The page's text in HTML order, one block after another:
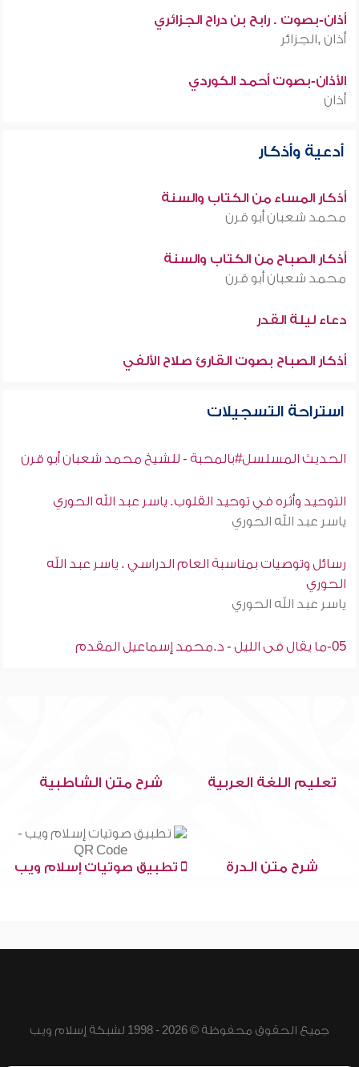
أذان-بصوت . رابح بن دراح الجزائري
أذان ,الجزائر
الأذان-بصوت أحمد الكوردي
أذان
أدعية وأذكار
أذكار المساء من الكتاب والسنة
محمد شعبان أبو قرن
أذكار الصباح من الكتاب والسنة
محمد شعبان أبو قرن
دعاء ليلة القدر
أذكار الصباح بصوت القارئ صلاح الألفي
استراحة التسجيلات
الحديث المسلسل#بالمحبة - للشيخ محمد شعبان أبو قرن
التوحيد وأثره في توحيد القلوب. ياسر عبد الله الحوري
ياسر عبد الله الحوري
رسائل وتوصيات بمناسبة العام الدراسي . ياسر عبد الله
الحوري
ياسر عبد الله الحوري
05-ما يقال فى الليل - د.محمد إسماعيل المقدم
تعليم اللغة العربية شرح متن الشاطبية
شرح متن الدرة تطبيق صوتيات إسلام ويب
جميع الحقوق محفوظة © 2026 - 1998 لشبكة إسلام ويب